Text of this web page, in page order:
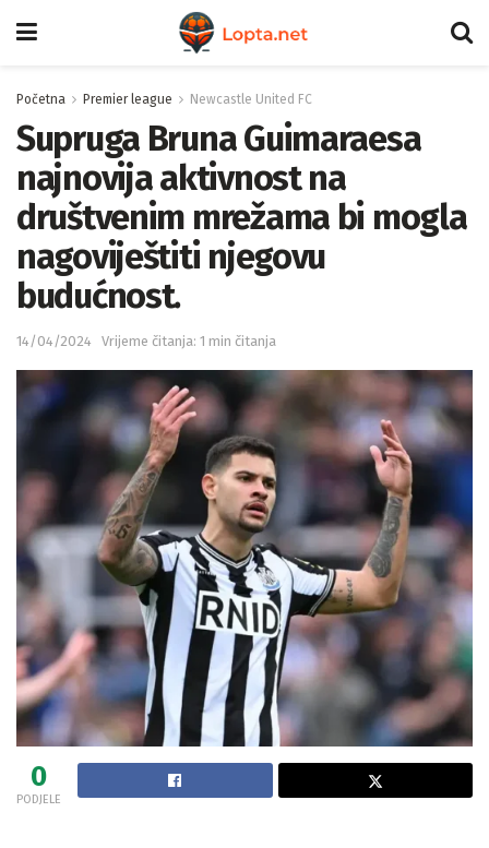
Početna Premier league Newcastle United FC
Supruga Bruna Guimaraesa
najnovija aktivnost na
društvenim mrežama bi mogla
nagoviještiti njegovu
budućnost.
14/04/2024 Vrijeme čitanja: 1 min čitanja
0
PODJELE